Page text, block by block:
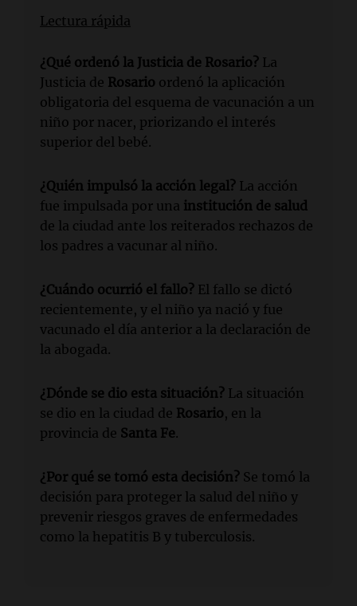
Lectura rápida
¿Qué ordenó la Justicia de Rosario? La
Justicia de Rosario ordenó la aplicación
obligatoria del esquema de vacunación a un
niño por nacer, priorizando el interés
superior del bebé.
¿Quién impulsó la acción legal? La acción
fue impulsada por una institución de salud
de la ciudad ante los reiterados rechazos de
los padres a vacunar al niño.
¿Cuándo ocurrió el fallo? El fallo se dictó
recientemente, y el niño ya nació y fue
vacunado el día anterior a la declaración de
la abogada.
¿Dónde se dio esta situación? La situación
se dio en la ciudad de Rosario, en la
provincia de Santa Fe.
¿Por qué se tomó esta decisión? Se tomó la
decisión para proteger la salud del niño y
prevenir riesgos graves de enfermedades
como la hepatitis B y tuberculosis.